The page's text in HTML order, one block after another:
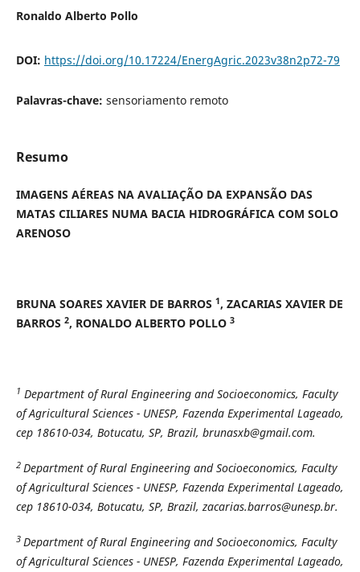
Ronaldo Alberto Pollo
DOI: https://doi.org/10.17224/EnergAgric.2023v38n2p72-79
Palavras-chave: sensoriamento remoto
Resumo
IMAGENS AÉREAS NA AVALIAÇÃO DA EXPANSÃO DAS
MATAS CILIARES NUMA BACIA HIDROGRÁFICA COM SOLO
ARENOSO
BRUNA SOARES XAVIER DE BARROS 1, ZACARIAS XAVIER DE
BARROS 2, RONALDO ALBERTO POLLO 3
1 Department of Rural Engineering and Socioeconomics, Faculty
of Agricultural Sciences - UNESP, Fazenda Experimental Lageado,
cep 18610-034, Botucatu, SP, Brazil, brunasxb@gmail.com.
2 Department of Rural Engineering and Socioeconomics, Faculty
of Agricultural Sciences - UNESP, Fazenda Experimental Lageado,
cep 18610-034, Botucatu, SP, Brazil, zacarias.barros@unesp.br.
3 Department of Rural Engineering and Socioeconomics, Faculty
of Agricultural Sciences - UNESP, Fazenda Experimental Lageado,